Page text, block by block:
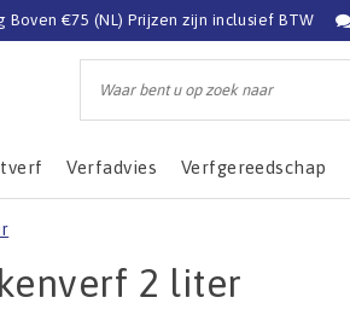
Boven €75 (NL) Prijzen zijn inclusief BTW
Verfadvies Verfgereedschap
2 liter